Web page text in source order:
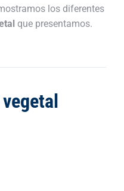
los diferentes
que presentamos.